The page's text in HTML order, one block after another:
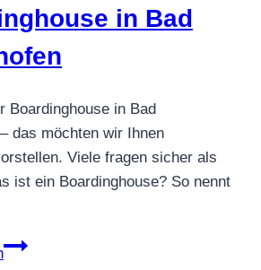
in Bad
Boardinghouse in Bad
das möchten wir Ihnen
Viele fragen sicher als
ist ein Boardinghouse? So nennt
Das